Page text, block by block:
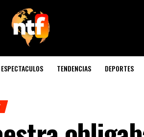
ESPECTACULOS TENDENCIAS DEPORTES